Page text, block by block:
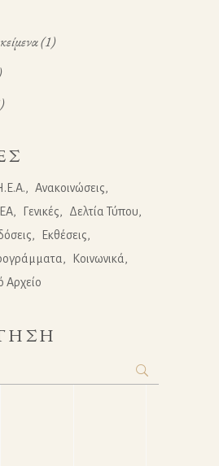
(1)
Ανακοινώσεις
Γενικές
Δελτία Τύπου
Εκθέσεις
Κοινωνικά
Αρχείο